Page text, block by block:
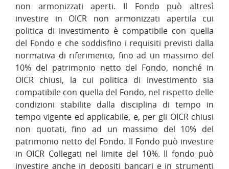
non armonizzati aperti. Il Fondo può altresì
investire in OICR non armonizzati apertila cui
politica di investimento è compatibile con quella
del Fondo e che soddisfino i requisiti previsti dalla
normativa di riferimento, fino ad un massimo del
10% del patrimonio netto del Fondo, nonché in
OICR chiusi, la cui politica di investimento sia
compatibile con quella del Fondo, nel rispetto delle
condizioni stabilite dalla disciplina di tempo in
tempo vigente ed applicabile, e, per gli OICR chiusi
non quotati, fino ad un massimo del 10% del
patrimonio netto del Fondo. Il Fondo può investire
in OICR Collegati nel limite del 10%. Il fondo può
investire anche in depositi bancari e in strumenti